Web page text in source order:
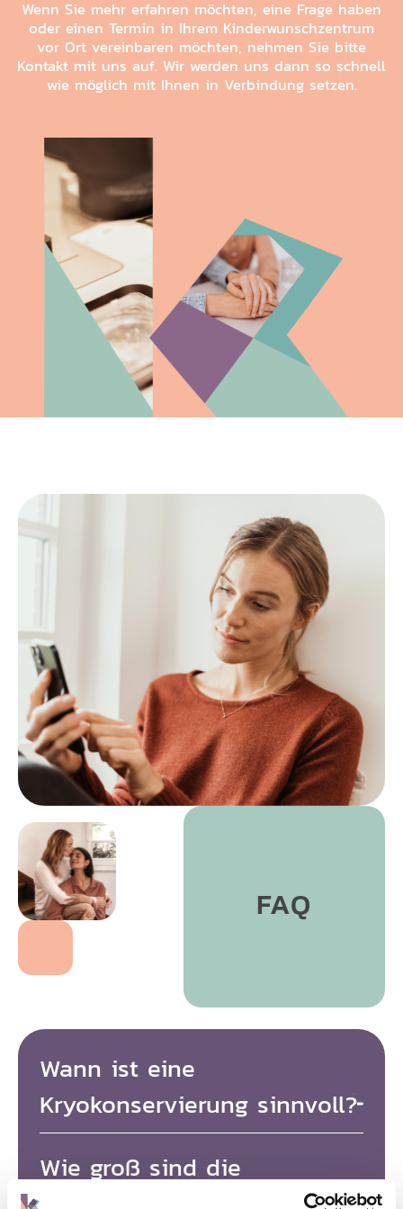
Wenn Sie mehr erfahren möchten, eine Frage haben
oder einen Termin in Ihrem Kinderwunschzentrum
vor Ort vereinbaren möchten, nehmen Sie bitte
Kontakt mit uns auf. Wir werden uns dann so schnell
wie möglich mit Ihnen in Verbindung setzen.
FAQ
Wann ist eine
Kryokonservierung sinnvoll?
oder nicht richtig, kann es möglich sein, dass
sich noch vereinzelt Spermien in den Hoden
Wie groß sind die